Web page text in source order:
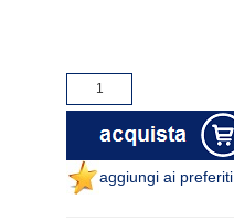
aggiungi ai preferiti